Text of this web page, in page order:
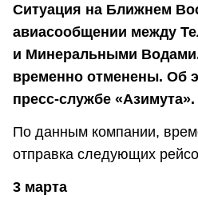
Ситуация на Ближнем
авиасообщении между
и Минеральными
временно отменены. Об
пресс-службе «Азимута».
По данным компании,
отправка следующих
3 марта